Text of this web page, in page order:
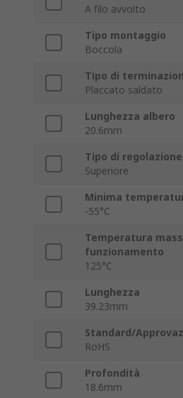
A filo avvolto
Tipo montaggio
Boccola
Tipo di
Placcato saldato
Lunghezza albero
20.6mm
Tipo di regolazione
Superiore
Minima
-55°C
Temperatura
funzionamento
125°C
Lunghezza
39.23mm
Standard/
RoHS
Profondità
18.6mm